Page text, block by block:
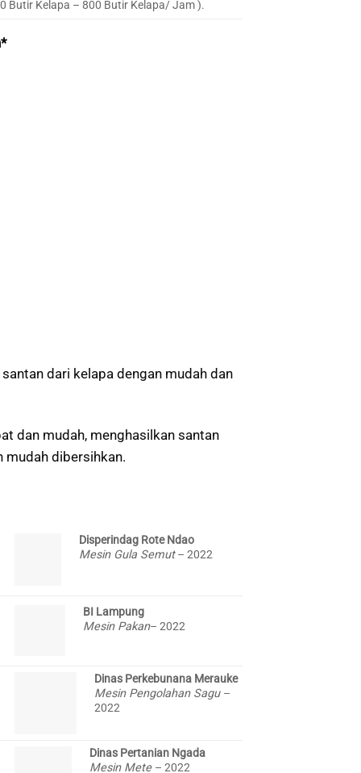
Butir Kelapa – 800 Butir Kelapa/ Jam ).
dari kelapa dengan mudah dan
dan mudah, menghasilkan santan
mudah dibersihkan.
Disperindag Rote Ndao
Mesin Gula Semut– 2022
BI Lampung
Mesin Pakan– 2022
Dinas Perkebunana Merauke
Mesin Pengolahan Sagu –
2022
Dinas Pertanian Ngada
Mesin Mete – 2022